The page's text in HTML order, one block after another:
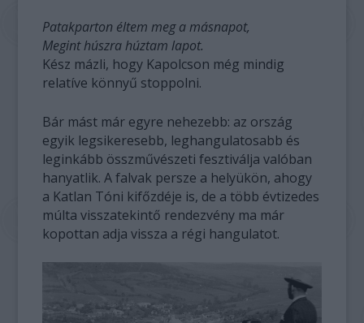
Patakparton éltem meg a másnapot,
Megint húszra húztam lapot.
Kész mázli, hogy Kapolcson még mindig
relatíve könnyű stoppolni.
Bár mást már egyre nehezebb: az ország
egyik legsikeresebb, leghangulatosabb és
leginkább összművészeti fesztiválja valóban
hanyatlik. A falvak persze a helyükön, ahogy
a Katlan Tóni kifőzdéje is, de a több évtizedes
múlta visszatekintő rendezvény ma már
kopottan adja vissza a régi hangulatot.